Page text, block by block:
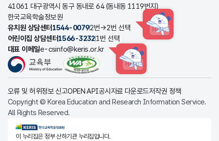
41061 대구광역시 동구 동내로 64 (동내동 1119번지)
한국교육학술정보원
유치원 상담센터 1544-00792번→2번 선택 HINT
어린이집 상담센터1566-32321번 선택
대표 이메일e-csinfo@keris.or.kr
HINT
오류 및 허위정보 신고OPEN API공시자료 다운로드저작권 정책
Copyright © Korea Education and Research Information Service.
All Rights Reserved.
KERIS한국교육학술정보원
이 누리집은 정부 산하기관 누리집입니다.